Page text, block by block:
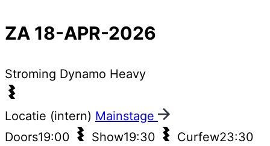
ZA 18-APR-2026
Stroming Dynamo Heavy
Locatie (intern) Mainstage
Doors19:00 Show19:30 Curfew23:30